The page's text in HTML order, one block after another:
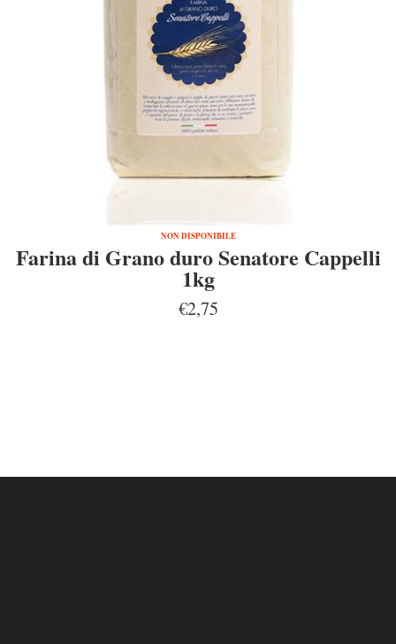
NON DISPONIBILE
Farina di Grano duro Senatore Cappelli
1kg
€2,75